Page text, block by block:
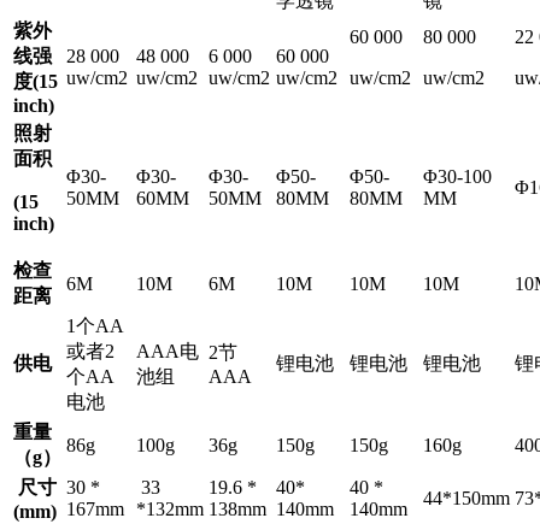
紫外
线强
度(15
inch)
28 000
uw/cm2
48 000
uw/cm2
6 000
uw/cm2
60 000
uw/cm2
60 000
uw/cm2
80 000
uw/cm2
22
照射
面积
(15
inch)
Φ30-
50MM
Φ30-
60MM
Φ30-
50MM
Φ50-
80MM
Φ50-
80MM
Φ30-100
MM
检查
距离
6M 10M 6M 10M 10M 10M
供电
1个AA
或者2
个AA
电池
AAA电
池组
2节
AAA
锂电池 锂电池 锂电池 锂
重量
（g）
86g 100g 36g 150g 150g 160g
尺寸
(mm)
30 *
167mm
33
*132mm
19.6 *
138mm
40*
140mm
40 *
140mm
44*150mm